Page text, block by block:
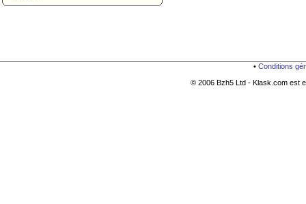
• Conditions
© 2006 Bzh5 Ltd - Klask.com est